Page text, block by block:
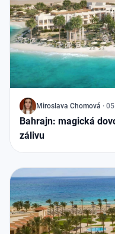
J Miroslava Chomová ·
Bahrajn: magická
zálivu